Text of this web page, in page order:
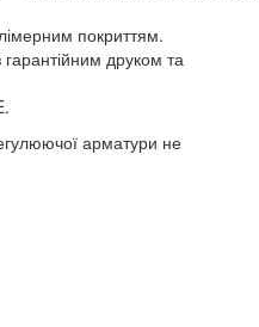
покриттям.
друком та
арматури не